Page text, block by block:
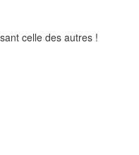
celle des autres !